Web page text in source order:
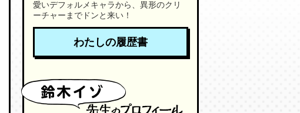
愛いデフォルメキャラから、異形のクリ
ーチャーまでドンと来い！
わたしの履歴書